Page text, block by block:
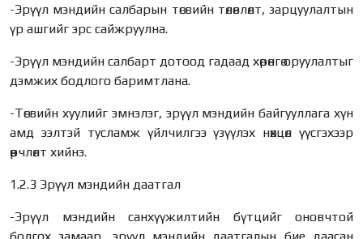
-Эрүүл мэндийн салбарын төсвийн төлөвлөлт, зарцуулалтын
үр ашгийг эрс сайжруулна.
-Эрүүл мэндийн салбарт дотоод гадаад хөрөнгө оруулалтыг
дэмжих бодлого баримтлана.
-Төсвийн хуулийг эмнэлэг, эрүүл мэндийн байгууллага хүн
амд ээлтэй тусламж үйлчилгээ үзүүлэх нөхцөл үүсгэхээр
өөрчлөлт хийнэ.
1.2.3 Эрүүл мэндийн даатгал
-Эрүүл мэндийн санхүүжилтийн бүтцийг оновчтой